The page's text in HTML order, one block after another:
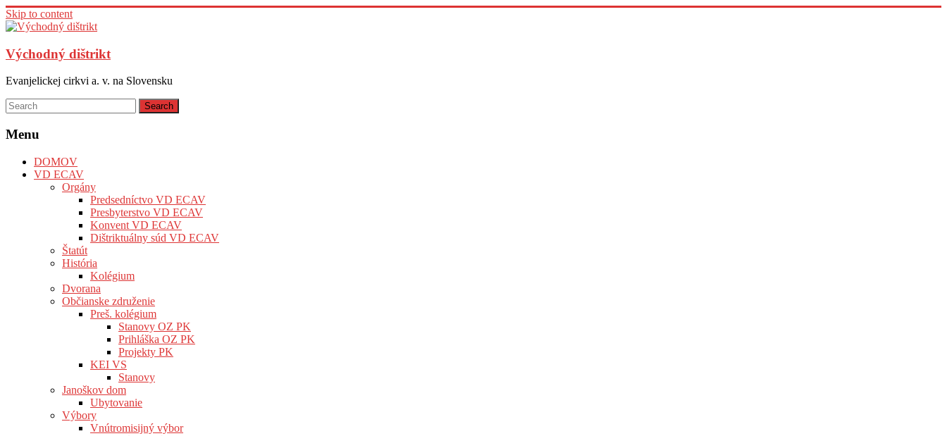
Skip to content
Východný dištrikt
Evanjelickej cirkvi a. v. na Slovensku
Menu
DOMOV
VD ECAV
Orgány
Predsedníctvo VD ECAV
Presbyterstvo VD ECAV
Konvent VD ECAV
Dištriktuálny súd VD ECAV
Štatút
História
Kolégium
Dvorana
Občianske združenie
Preš. kolégium
Stanovy OZ PK
Prihláška OZ PK
Projekty PK
KEI VS
Stanovy
Janoškov dom
Ubytovanie
Výbory
Vnútromisijný výbor